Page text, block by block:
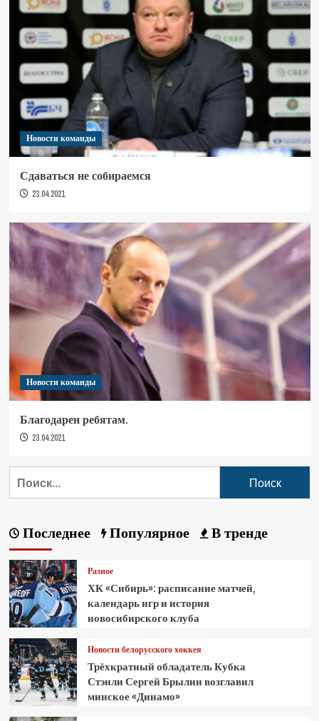
Новости команды
Сдаваться не собираемся
23.04.2021
Новости команды
Благодарен ребятам.
23.04.2021
Последнее Популярное В тренде
Разное
ХК «Сибирь»: расписание матчей,
календарь игр и история
новосибирского клуба
Новости белорусского хоккея
Трёхкратный обладатель Кубка
Стэнли Сергей Брылин возглавил
минское «Динамо»